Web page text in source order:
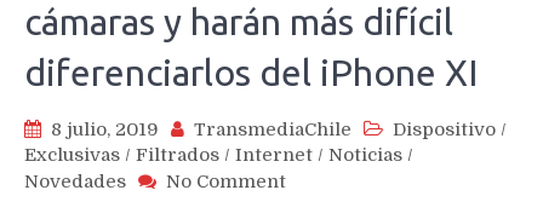
cámaras y harán más difícil
diferenciarlos del iPhone XI
8 julio, 2019 TransmediaChile Dispositivo /
Exclusivas / Filtrados / Internet / Noticias /
Novedades
No Commenton